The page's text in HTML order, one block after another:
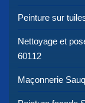
Peinture sur
Nettoyage et
60112
Maçonnerie